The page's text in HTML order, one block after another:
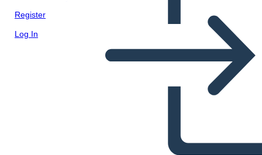
Register
Log In
פדרליזם - ועידת החוקה